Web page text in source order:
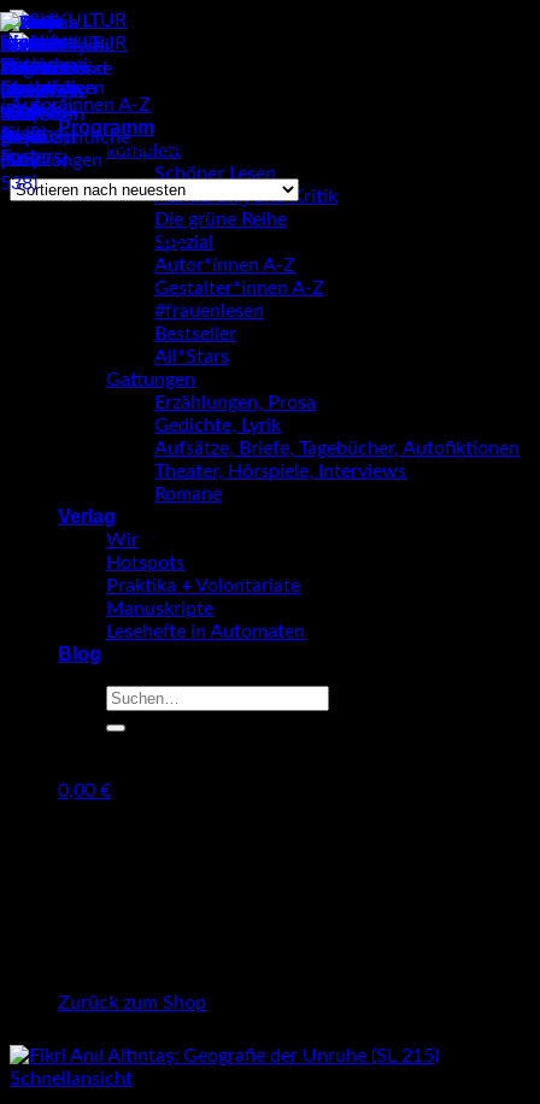
Zum
Inhalt
springen
Programm
komplett
Schöner Lesen
Aufklärung und Kritik
Die grüne Reihe
Spezial
Autor*innen A-Z
Gestalter*innen A-Z
#frauenlesen
Bestseller
All*Stars
Gattungen
Erzählungen, Prosa
Gedichte, Lyrik
Aufsätze, Briefe, Tagebücher, Autofiktionen
Theater, Hörspiele, Interviews
Romane
Verlag
Wir
Hotspots
Praktika + Volontariate
Manuskripte
Lesehefte in Automaten
Blog
Suche
0,00 €
Zurück zum Shop
Autor*innen A-Z
Alle 2 Ergebnisse werden angezeigt
sortiert
Fikri Anıl Altıntaş
Schnellansicht